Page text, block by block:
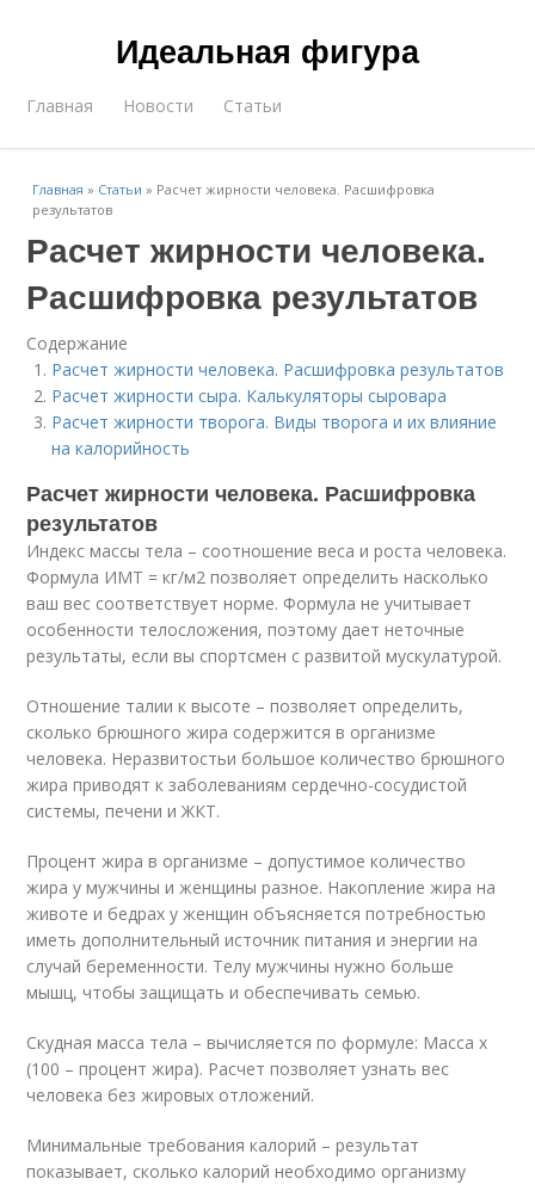
Идеальная фигура
Главная Новости Статьи
Главная » Статьи » Расчет жирности человека. Расшифровка
результатов
Расчет жирности человека.
Расшифровка результатов
Содержание
Расчет жирности человека. Расшифровка результатов
Расчет жирности сыра. Калькуляторы сыровара
Расчет жирности творога. Виды творога и их влияние
на калорийность
Расчет жирности человека. Расшифровка
результатов
Индекс массы тела – соотношение веса и роста человека.
Формула ИМТ = кг/м2 позволяет определить насколько
ваш вес соответствует норме. Формула не учитывает
особенности телосложения, поэтому дает неточные
результаты, если вы спортсмен с развитой мускулатурой.
Отношение талии к высоте – позволяет определить,
сколько брюшного жира содержится в организме
человека. Неразвитостьи большое количество брюшного
жира приводят к заболеваниям сердечно-сосудистой
системы, печени и ЖКТ.
Процент жира в организме – допустимое количество
жира у мужчины и женщины разное. Накопление жира на
животе и бедрах у женщин объясняется потребностью
иметь дополнительный источник питания и энергии на
случай беременности. Телу мужчины нужно больше
мышц, чтобы защищать и обеспечивать семью.
Скудная масса тела – вычисляется по формуле: Масса х
(100 – процент жира). Расчет позволяет узнать вес
человека без жировых отложений.
Минимальные требования калорий – результат
показывает, сколько калорий необходимо организму